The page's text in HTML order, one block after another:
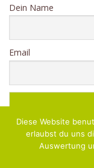
Dein Name
Email
Diese Website
erlaubst du uns
Auswertung